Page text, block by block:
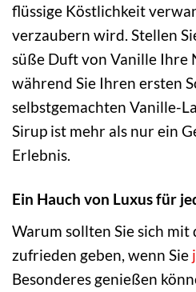
flüssige Köstlichkeit
verzaubern wird. Stellen
süße Duft von Vanille Ihre
während Sie Ihren ersten
selbstgemachten Vanille-
Sirup ist mehr als nur ein
Erlebnis.
Ein Hauch von Luxus für
Warum sollten Sie sich
zufrieden geben, wenn Sie
Besonderes genießen